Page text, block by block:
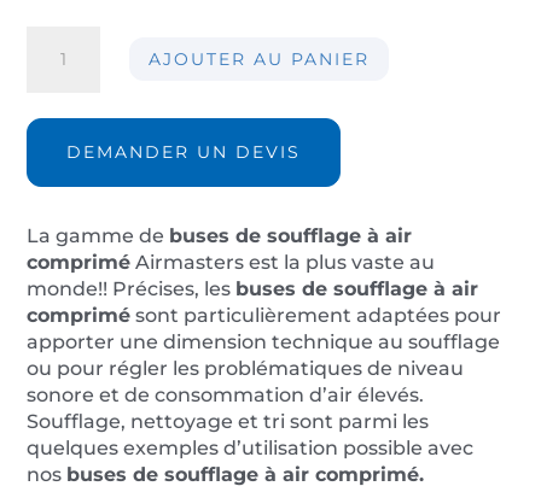
de
soufflage
AIR-
28
AJOUTER AU PANIER
DEMANDER UN DEVIS
La gamme de buses de soufflage à air
comprimé Airmasters est la plus vaste au
monde!! Précises, les buses de soufflage à air
comprimé sont particulièrement adaptées pour
apporter une dimension technique au soufflage
ou pour régler les problématiques de niveau
sonore et de consommation d’air élevés.
Soufflage, nettoyage et tri sont parmi les
quelques exemples d’utilisation possible avec
nos buses de soufflage à air comprimé.